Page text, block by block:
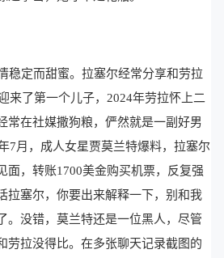
定而甜蜜。拉塞尔经常分享和劳拉
来了第一个儿子，2024年劳拉怀上二
常在社媒撒狗粮，俨然就是一副好男
7月，成人女星贾莫兰特爆料，拉塞尔
面，转账1700美金购买机票，反复强
拉塞尔，你要出来解释一下，别和我
。没错，莫兰特还是一位黑人，尽管
劳拉没得比。在多张聊天记录截图的